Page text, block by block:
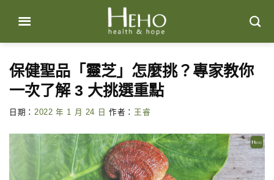
content
保健聖品「靈芝」怎麼挑？專家教你
一次了解 3 大挑選重點
日期： 2022 年 1 月 24 日 作者： 王睿